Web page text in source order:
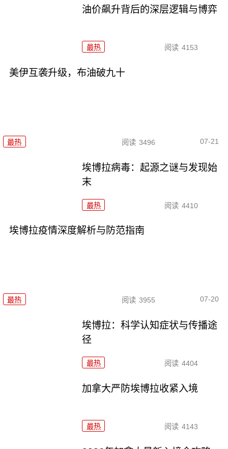
油价飙升背后的深层逻辑与博弈
最热 阅读 4153
美伊互袭升级，布油破九十
最热 阅读 3496 07-21
埃博拉病毒：起源之谜与发现始
末
最热 阅读 4410
埃博拉疫情深度解析与防范指南
最热 阅读 3955 07-20
埃博拉：科学认知症状与传播途
径
最热 阅读 4404
加拿大严防埃博拉收紧入境
最热 阅读 4143